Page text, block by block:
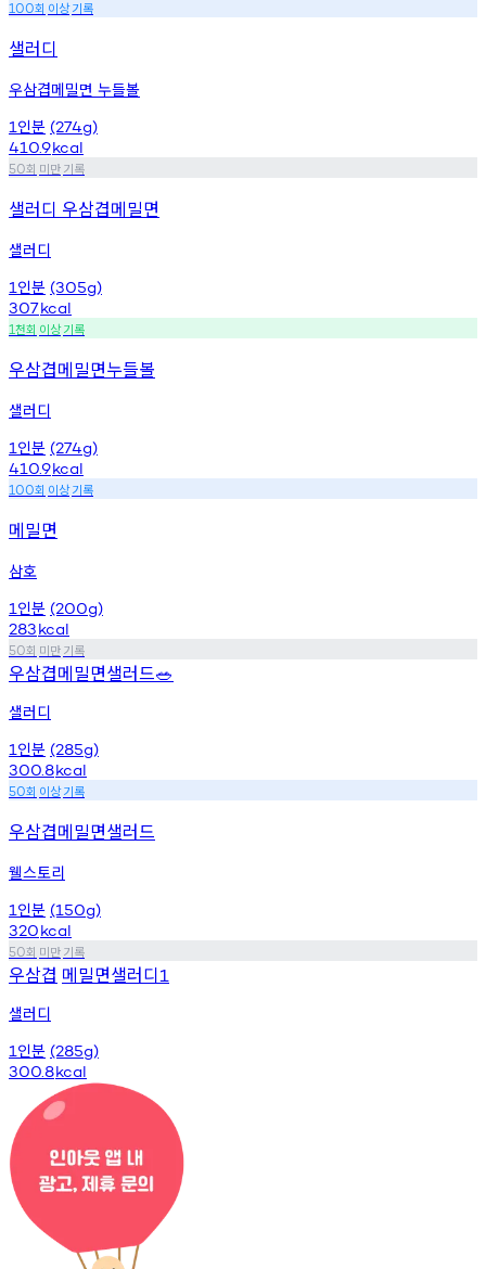
100회 이상기록
샐러디
우삼겹메밀면 누들볼
1 인분 (274g)
410.9kcal
50회 미만기록
샐러디 우삼겹메밀면
샐러디
1 인분 (305g)
307kcal
1천회 이상기록
우삼겹메밀면누들볼
샐러디
1 인분 (274g)
410.9kcal
100회 이상기록
메밀면
삼호
1 인분 (200g)
283kcal
50회 미만기록
우삼겹메밀면샐러드🥗
샐러디
1 인분 (285g)
300.8kcal
50회 이상기록
우삼겹메밀면샐러드
웰스토리
1 인분 (150g)
320kcal
50회 미만기록
우삼겹 메밀면샐러디1
샐러디
1 인분 (285g)
300.8kcal